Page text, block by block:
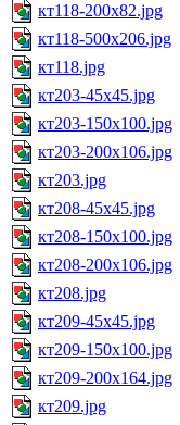
кт118-200x82.jpg
кт118-500x206.jpg
кт118.jpg
кт203-45x45.jpg
кт203-150x100.jpg
кт203-200x106.jpg
кт203.jpg
кт208-45x45.jpg
кт208-150x100.jpg
кт208-200x106.jpg
кт208.jpg
кт209-45x45.jpg
кт209-150x100.jpg
кт209-200x164.jpg
кт209.jpg